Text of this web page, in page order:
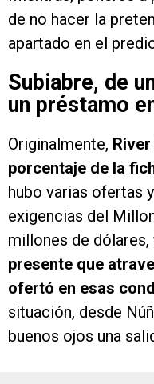
apartado en el
Subiabre, de
un préstamo
Originalmente, River
porcentaje de la
hubo varias ofertas
exigencias del
millones de dólares,
presente que
ofertó en esas
situación, desde
buenos ojos una